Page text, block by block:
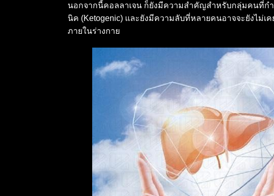
นอกจากนี้คอลลาเจน ก็ยังมีความสำคัญสำหรับกลุ่มคนที่ก
นิค (Ketogenic) และยังมีความลับที่หลายคนอาจจะยังไม่
ภายในร่างกาย